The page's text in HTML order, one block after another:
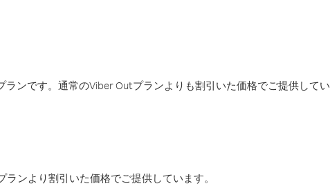
ンです。通常のViber Outプランよりも割引いた価格でご提供してい
ンより割引いた価格でご提供しています。